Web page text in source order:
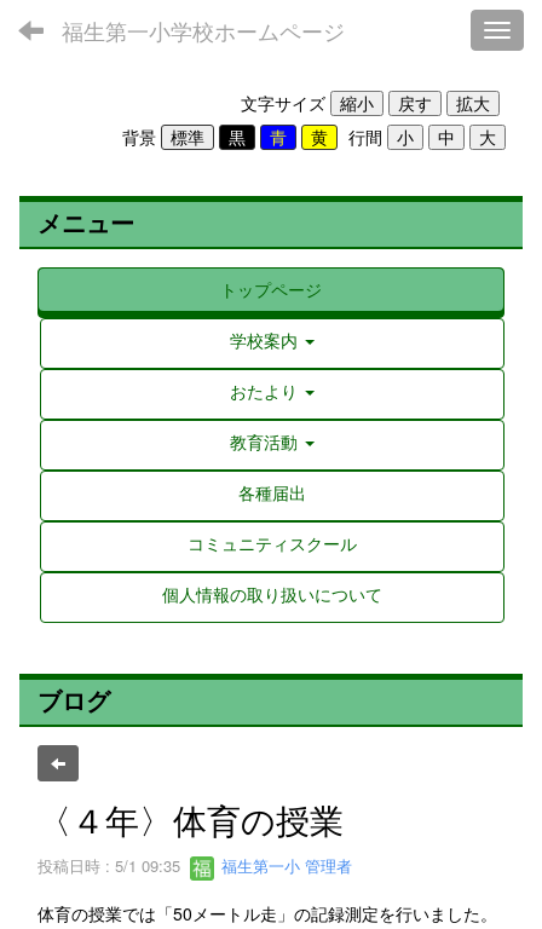
福生第一小学校ホームページ
文字サイズ
背景
行間
メニュー
トップページ
学校案内
おたより
教育活動
各種届出
コミュニティスクール
個人情報の取り扱いについて
ブログ
〈４年〉体育の授業
投稿日時 : 5/1 09:35 福生第一小 管理者
体育の授業では「50メートル走」の記録測定を行いました。